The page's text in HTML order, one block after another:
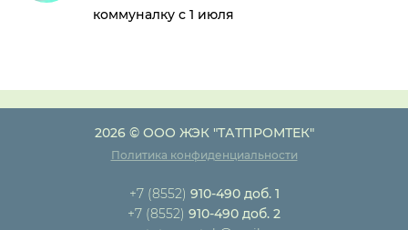
коммуналку с 1 июля
2026 © ООО ЖЭК "ТАТПРОМТЕК"
Политика конфиденциальности
+7 (8552) 910-490 доб. 1
+7 (8552) 910-490 доб. 2